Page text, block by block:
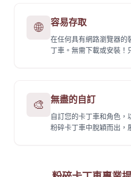
🌐 容易存取
在任何具有網路瀏覽器的
丁車。無需下載或安裝！
🎨 無盡的自訂
自訂您的卡丁車和角色
粉碎卡丁車中脫穎而出，